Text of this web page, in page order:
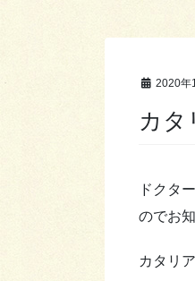
2020年
カタ
ドクタ
のでお
カタリ